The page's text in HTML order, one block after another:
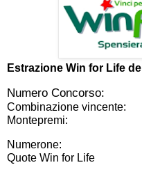
Estrazione Win for Life del
Numero Concorso:
Combinazione vincente:
Montepremi:
Numerone:
Quote Win for Life